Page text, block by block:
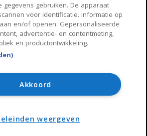
is onderdeel van Property Portals
gegevens gebruiken. De apparaat
voor identificatie. Informatie op
en/of openen. Gepersonaliseerde
advertentie- en contentmeting,
en productontwikkeling.
Akkoord
weergeven